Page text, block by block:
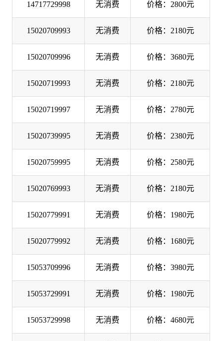
14717729998 无消费 价格：2800元
15020709993 无消费 价格：2180元
15020709996 无消费 价格：3680元
15020719993 无消费 价格：2180元
15020719997 无消费 价格：2780元
15020739995 无消费 价格：2380元
15020759995 无消费 价格：2580元
15020769993 无消费 价格：2180元
15020779991 无消费 价格：1980元
15020779992 无消费 价格：1680元
15053709996 无消费 价格：3980元
15053729991 无消费 价格：1980元
15053729998 无消费 价格：4680元